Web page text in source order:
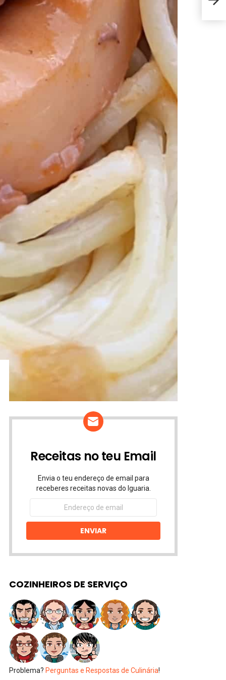
Receitas no teu Email
Envia o teu endereço de email para
receberes receitas novas do Iguaria.
Endereço
email
ENVIAR
COZINHEIROS DE SERVIÇO
Problema? Perguntas e Respostas de Culinária!